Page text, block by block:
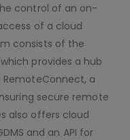
control of an on-
of a cloud
consists of the
provides a hub
a
secure remote
also offers cloud
and an API for